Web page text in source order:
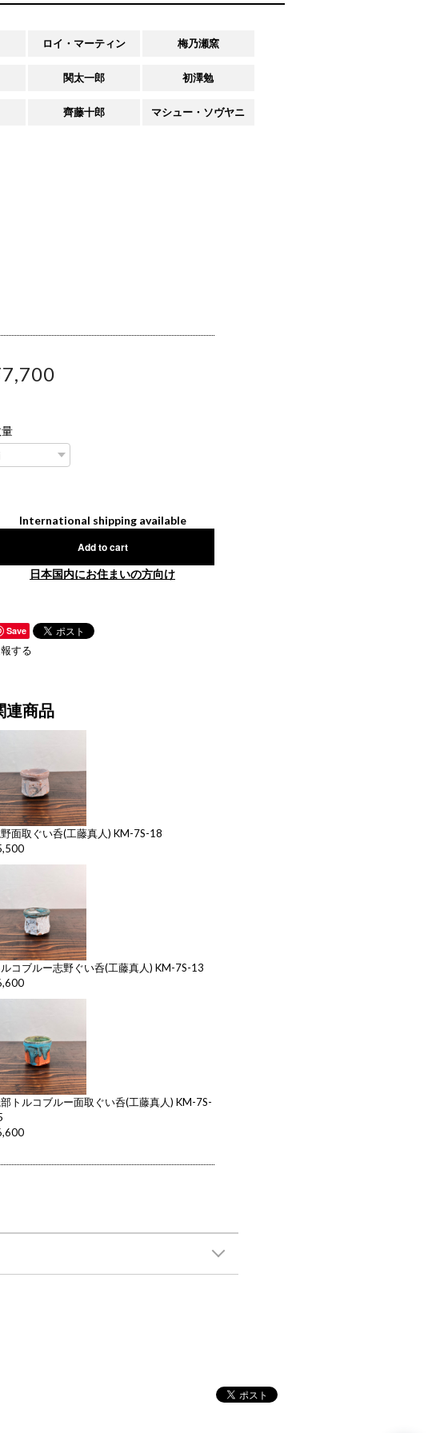
ロイ・マーティン 梅乃瀬窯
関太一郎 初澤勉
齊藤十郎 マシュー・ソヴヤニ
International shipping available
Add to cart
日本国内にお住まいの方向け
Save
する
連商品
面取ぐい呑(工藤真人) KM-7S-18
ルコブルー志野ぐい呑(工藤真人) KM-7S-13
トルコブルー面取ぐい呑(工藤真人) KM-7S-